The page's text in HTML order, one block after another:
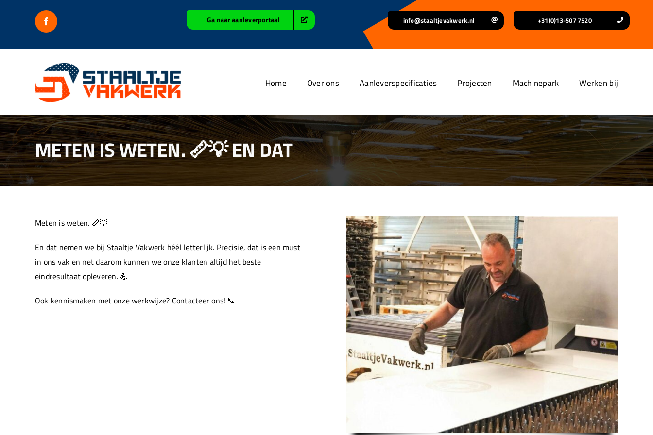
Ga naar aanleverportaal info@staaltjevakwerk.nl +31(0)13-507 7520
Home Over ons Aanleverspecificaties Projecten Machinepark Werken bij
METEN IS WETEN. 📏💡 EN DAT
Meten is weten. 📏💡
En dat nemen we bij Staaltje Vakwerk héél letterlijk. Precisie, dat is een must
in ons vak en net daarom kunnen we onze klanten altijd het beste
eindresultaat opleveren. 💪
Ook kennismaken met onze werkwijze? Contacteer ons! 📞